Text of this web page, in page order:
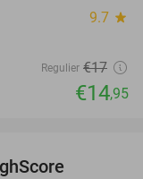
9.7 star
Regulier €17
€14,95